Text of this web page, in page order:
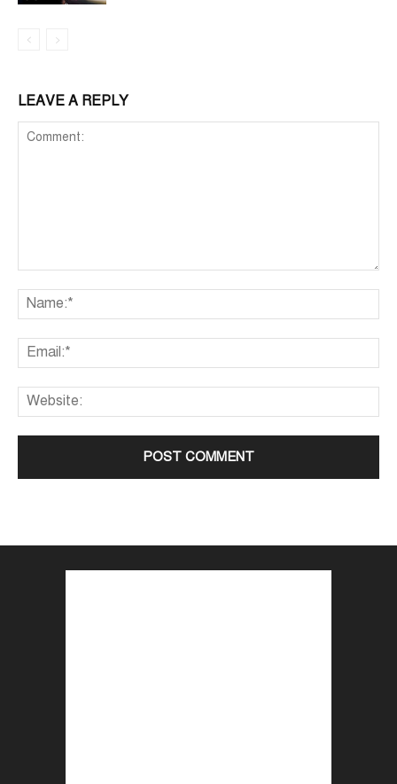
LEAVE A REPLY